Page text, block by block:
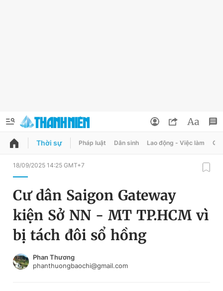
QUẢNG CÁO
Chuyên mục
Chuyên mục khác
Chào ngày mới
Đổi mật khẩu
Tin đã lưu
Đăng xuất
Thời sự Pháp luật Dân sinh Lao động - Việc làm
18/09/2025 14:25 GMT+7
Cư dân Saigon Gateway
kiện Sở NN - MT TP.HCM vì
bị tách đôi sổ hồng
Phan Thương
phanthuongbaochi@gmail.com